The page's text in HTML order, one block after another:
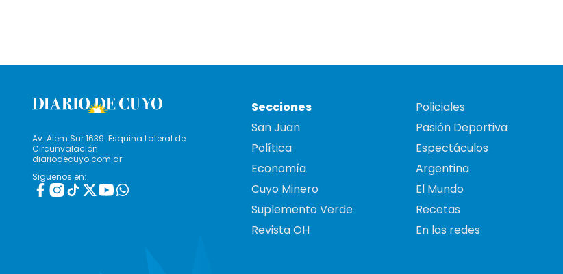
Av. Alem Sur 1639. Esquina Lateral de
Circunvalación
diariodecuyo.com.ar
Siguenos en:
Secciones
San Juan
Política
Economía
Cuyo Minero
Suplemento Verde
Revista OH
Policiales
Pasión Deportiva
Espectáculos
Argentina
El Mundo
Recetas
En las redes